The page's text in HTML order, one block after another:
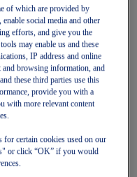
rabatter og mere med
of which are provided by
social media and other
efforts, and give you the
may enable us and these
IP address and online
browsing information, and
these third parties use this
provide you with a
with more relevant content
for certain cookies used on our
or click “OK” if you would